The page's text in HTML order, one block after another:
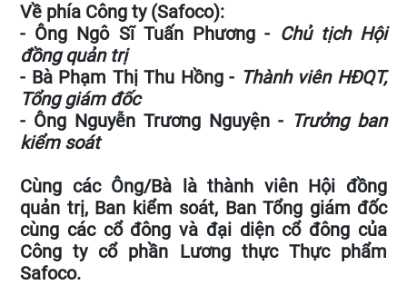
Về phía Công ty (Safoco):
- Ông Ngô Sĩ Tuấn Phương - Chủ tịch Hội
đồng quản trị
- Bà Phạm Thị Thu Hồng - Thành viên HĐQT,
Tổng giám đốc
- Ông Nguyễn Trương Nguyện - Trưởng ban
kiểm soát
Cùng các Ông/Bà là thành viên Hội đồng
quản trị, Ban kiểm soát, Ban Tổng giám đốc
cùng các cổ đông và đại diện cổ đông của
Công ty cổ phần Lương thực Thực phẩm
Safoco.